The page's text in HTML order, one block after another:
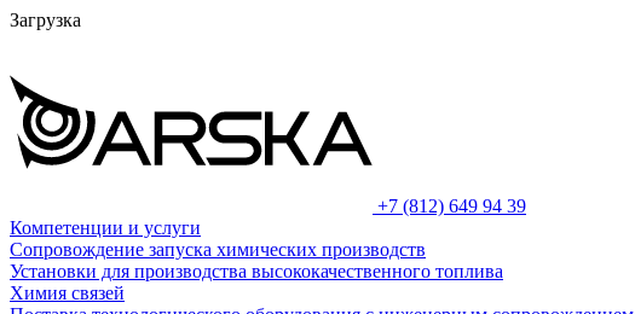
Загрузка
+7 (812) 649 94 39
Компетенции и услуги
Сопровождение запуска химических производств
Установки для производства высококачественного топлива
Химия связей